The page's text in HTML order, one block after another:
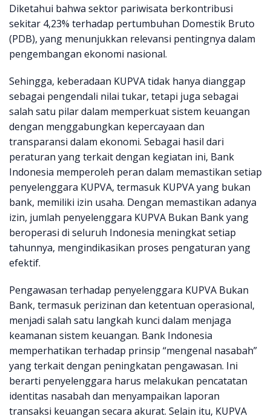
Diketahui bahwa sektor pariwisata berkontribusi
sekitar 4,23% terhadap pertumbuhan Domestik Bruto
(PDB), yang menunjukkan relevansi pentingnya dalam
pengembangan ekonomi nasional.
Sehingga, keberadaan KUPVA tidak hanya dianggap
sebagai pengendali nilai tukar, tetapi juga sebagai
salah satu pilar dalam memperkuat sistem keuangan
dengan menggabungkan kepercayaan dan
transparansi dalam ekonomi. Sebagai hasil dari
peraturan yang terkait dengan kegiatan ini, Bank
Indonesia memperoleh peran dalam memastikan setiap
penyelenggara KUPVA, termasuk KUPVA yang bukan
bank, memiliki izin usaha. Dengan memastikan adanya
izin, jumlah penyelenggara KUPVA Bukan Bank yang
beroperasi di seluruh Indonesia meningkat setiap
tahunnya, mengindikasikan proses pengaturan yang
efektif.
Pengawasan terhadap penyelenggara KUPVA Bukan
Bank, termasuk perizinan dan ketentuan operasional,
menjadi salah satu langkah kunci dalam menjaga
keamanan sistem keuangan. Bank Indonesia
memperhatikan terhadap prinsip “mengenal nasabah”
yang terkait dengan peningkatan pengawasan. Ini
berarti penyelenggara harus melakukan pencatatan
identitas nasabah dan menyampaikan laporan
transaksi keuangan secara akurat. Selain itu, KUPVA